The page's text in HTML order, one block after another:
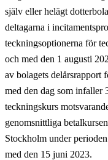
själv eller helägt
deltagarna i
teckningsoptionerna för
och med den 1 augusti
av bolagets delårsrapport
med den dag som infaller
teckningskurs
genomsnittliga
Stockholm under
med den 15 juni 2023.